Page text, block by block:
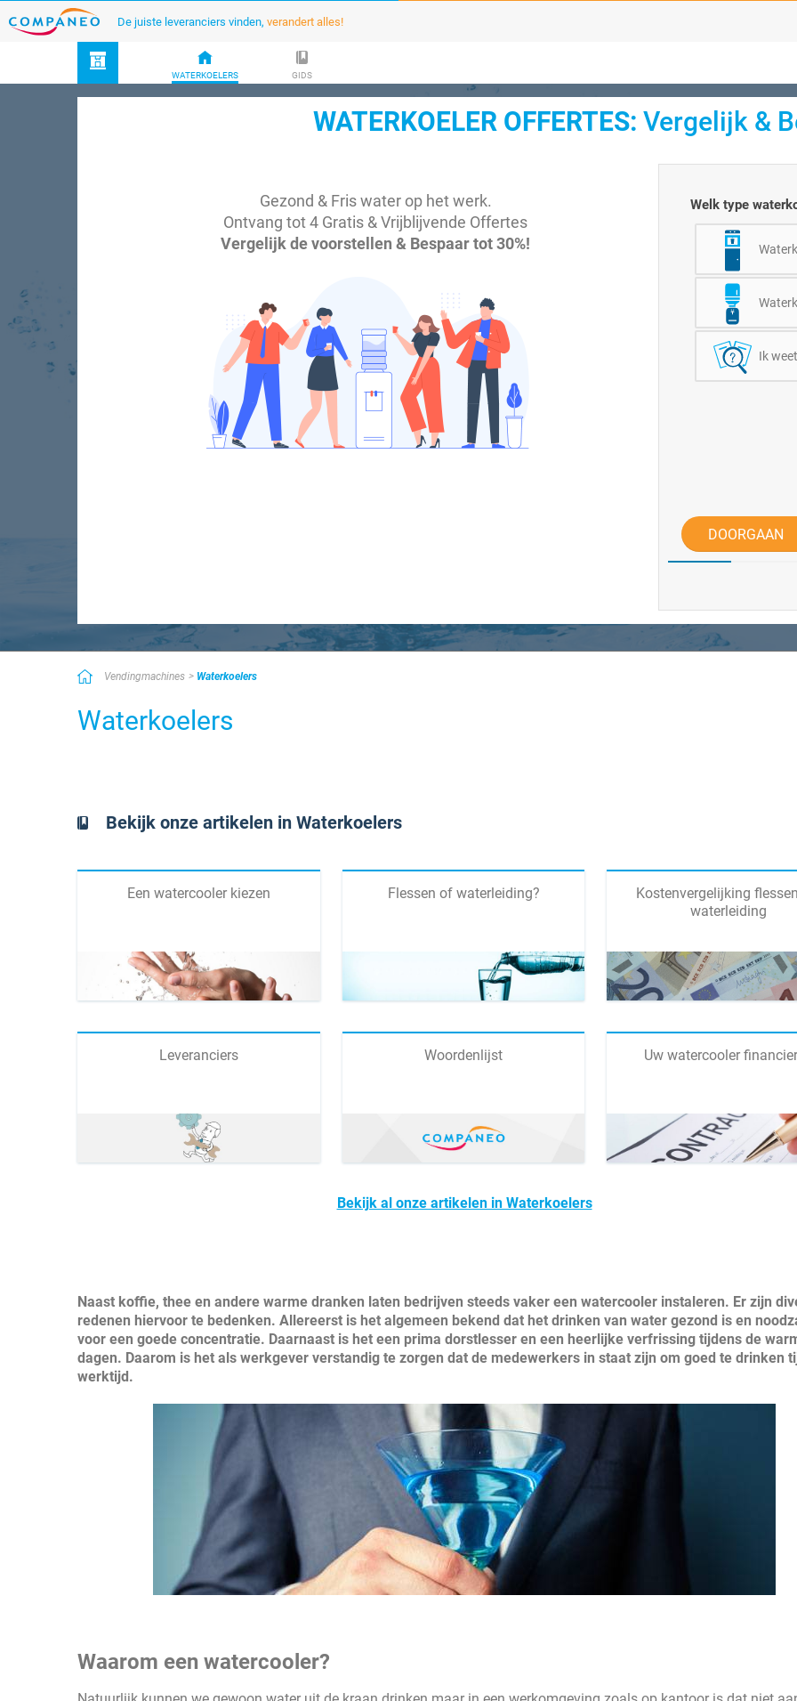
De juiste leveranciers vinden, verandert alles!
WATERKOELERS GIDS
WATERKOELER OFFERTES: Vergelijk &
Gezond & Fris water op het werk.
Ontvang tot 4 Gratis & Vrijblijvende Offertes
Vergelijk de voorstellen & Bespaar tot 30%!
Welk type
Ik
DOORGAAN
Vendingmachines Waterkoelers
Waterkoelers
Bekijk onze artikelen in Waterkoelers
Een watercooler kiezen Flessen of waterleiding?
Kostenvergelijking
waterleiding
Leveranciers Woordenlijst Uw watercooler
Bekijk al onze artikelen in Waterkoelers
Naast koffie, thee en andere warme dranken laten bedrijven steeds vaker een watercooler instaleren. Er zijn
redenen hiervoor te bedenken. Allereerst is het algemeen bekend dat het drinken van water gezond is en
voor een goede concentratie. Daarnaast is het een prima dorstlesser en een heerlijke verfrissing tijdens de
dagen. Daarom is het als werkgever verstandig te zorgen dat de medewerkers in staat zijn om goed te drinken
werktijd.
Waarom een watercooler?